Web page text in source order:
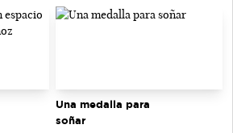
Una medalla para
soñar